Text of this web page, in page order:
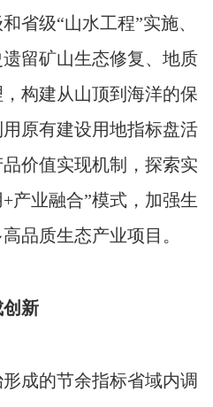
省级“山水工程”实施、
留矿山生态修复、地质
构建从山顶到海洋的保
原有建设用地指标盘活
价值实现机制，探索实
产业融合”模式，加强生
品质生态产业项目。
新
的节余指标省域内调